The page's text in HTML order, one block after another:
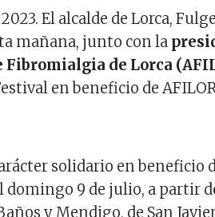
El alcalde de Lorca,
mañana, junto con la
Fibromialgia de Lorca
en beneficio de
solidario en beneficio
9 de julio, a partir
y Mendigo, de San